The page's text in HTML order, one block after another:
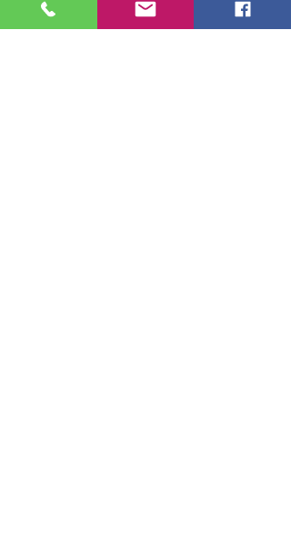
creado especialmente para los Reyes
Magos y ser parte de una experiencia